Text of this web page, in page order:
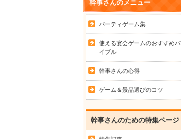
幹事さんのメニュー
パーティゲーム集
使える宴会ゲームのおすすめバ
イブル
幹事さんの心得
ゲーム＆景品選びのコツ
幹事さんのための特集ページ